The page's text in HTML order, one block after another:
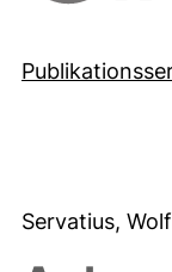
Servatius,